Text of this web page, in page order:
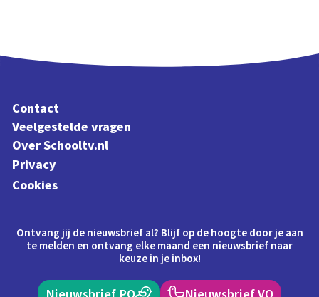
Contact
Veelgestelde vragen
Over Schooltv.nl
Privacy
Cookies
Ontvang jij de nieuwsbrief al? Blijf op de hoogte door je aan
te melden en ontvang elke maand een nieuwsbrief naar
keuze in je inbox!